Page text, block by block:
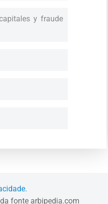
y fraude
fonte arbipedia.com